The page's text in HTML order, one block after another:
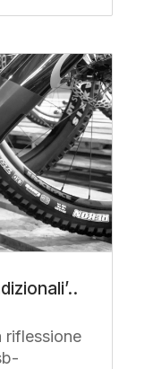
riflessione